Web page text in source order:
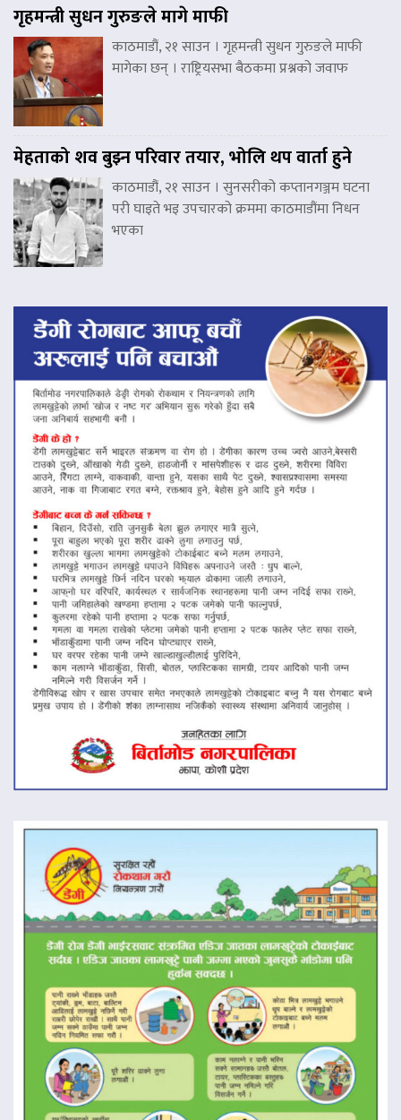
गृहमन्त्री सुधन गुरुङले मागे माफी
काठमाडौं, २१ साउन । गृहमन्त्री सुधन गुरुङले माफी
मागेका छन् । राष्ट्रियसभा बैठकमा प्रश्नको जवाफ
मेहताको शव बुझ्न परिवार तयार, भोलि थप वार्ता हुने
काठमाडौं, २१ साउन । सुनसरीको कप्तानगञ्जम घटना
परी घाइते भइ उपचारको क्रममा काठमाडौंमा निधन
भएका